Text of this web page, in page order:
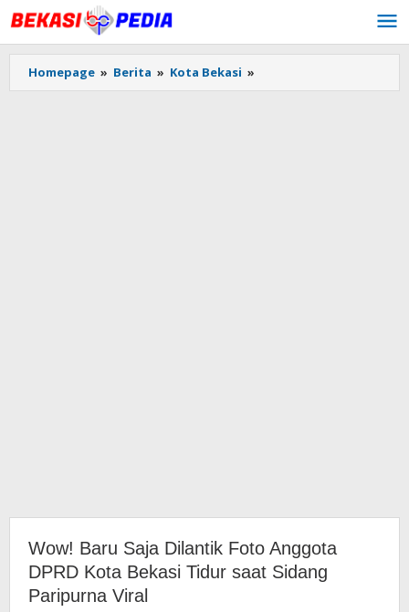
Lewati
ke
konten
Homepage » Berita » Kota Bekasi »
Baru
Wow! Baru Saja Dilantik Foto Anggota
DPRD Kota Bekasi Tidur saat Sidang
Paripurna Viral